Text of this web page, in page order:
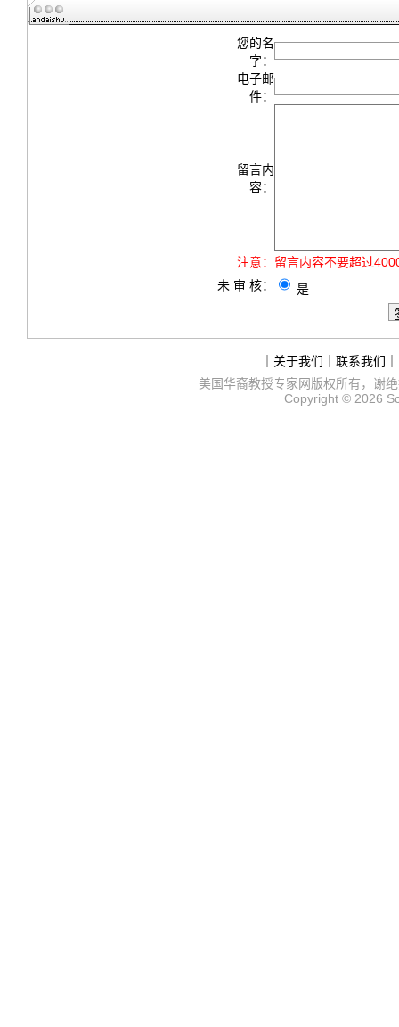
您的名
字：
电子邮
件：
留言内
容：
注意： 留言内容不要超过
未 审 核：
是
关于我们 联系我们
美国华裔教授专家网版权所有，谢
Copyright © 2026